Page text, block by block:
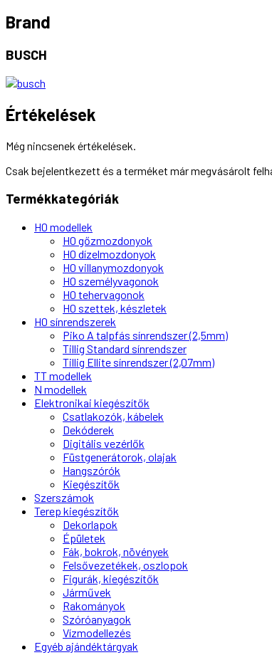
Brand
BUSCH
Értékelések
Még nincsenek értékelések.
Csak bejelentkezett és a terméket már megvásárolt
Termékkategóriák
H0 modellek
H0 gőzmozdonyok
H0 dízelmozdonyok
H0 villanymozdonyok
H0 személyvagonok
H0 tehervagonok
H0 szettek, készletek
H0 sínrendszerek
Piko A talpfás sínrendszer (2,5mm)
Tillig Standard sínrendszer
Tillig Ellite sínrendszer (2,07mm)
TT modellek
N modellek
Elektronikai kiegészítők
Csatlakozók, kábelek
Dekóderek
Digitális vezérlők
Füstgenerátorok, olajak
Hangszórók
Kiegészítők
Szerszámok
Terep kiegészítők
Dekorlapok
Épületek
Fák, bokrok, növények
Felsővezetékek, oszlopok
Figurák, kiegészítők
Járművek
Rakományok
Szóróanyagok
Vízmodellezés
Egyéb ajándéktárgyak